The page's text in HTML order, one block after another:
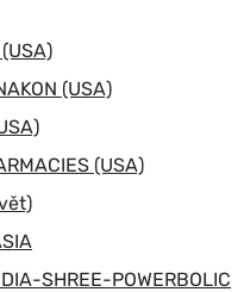
(USA)
(USA)
SHREE-POWERBOLIC